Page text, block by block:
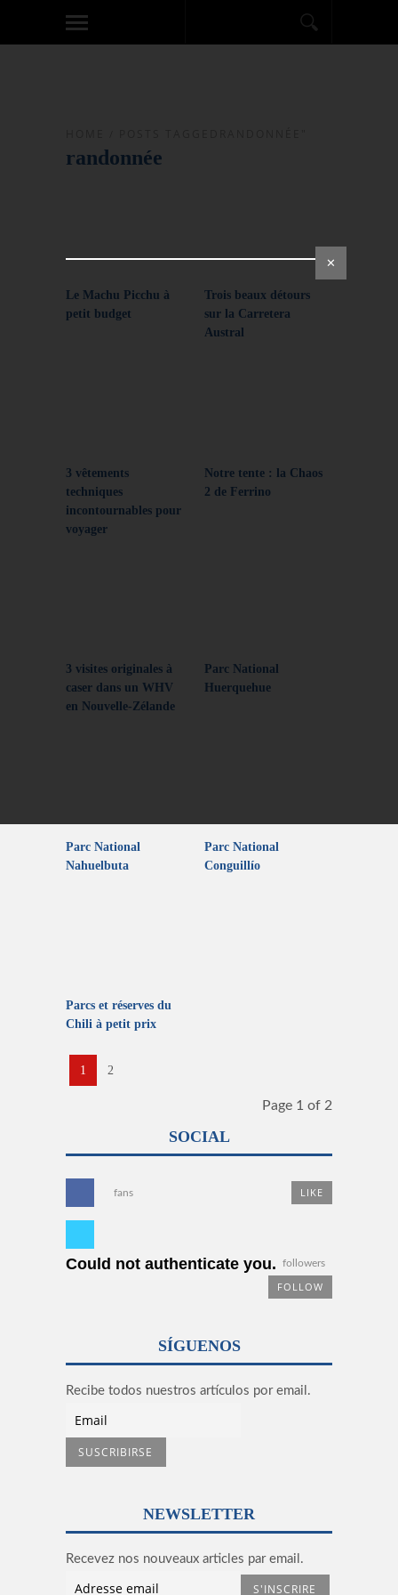
randonnée
Le Machu Picchu à
petit budget
Trois beaux détours
sur la Carretera
Austral
3 vêtements
techniques
incontournables pour
voyager
Notre tente : la Chaos
2 de Ferrino
3 visites originales à
caser dans un WHV
en Nouvelle-Zélande
Parc National
Huerquehue
Parc National
Nahuelbuta
Parc National
Conguillío
Parcs et réserves du
Chili à petit prix
1 2
Page 1 of 2
SOCIAL
fans LIKE
Could not authenticate you. followers
FOLLOW
SÍGUENOS
Recibe todos nuestros artículos por email.
NEWSLETTER
Recevez nos nouveaux articles par email.
✕